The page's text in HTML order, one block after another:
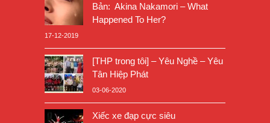
Bản: Akina Nakamori – What
Happened To Her?
17-12-2019
[THP trong tôi] – Yêu Nghề – Yêu
Tân Hiệp Phát
03-06-2020
Xiếc xe đạp cực siêu